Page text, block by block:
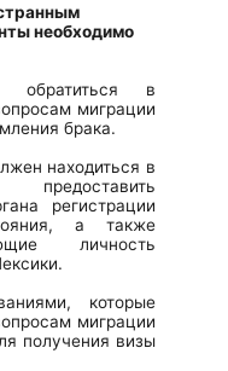
необходимо
в
миграции
брака.
находиться в
регистрации
а также
личность
которые
миграции
получения визы